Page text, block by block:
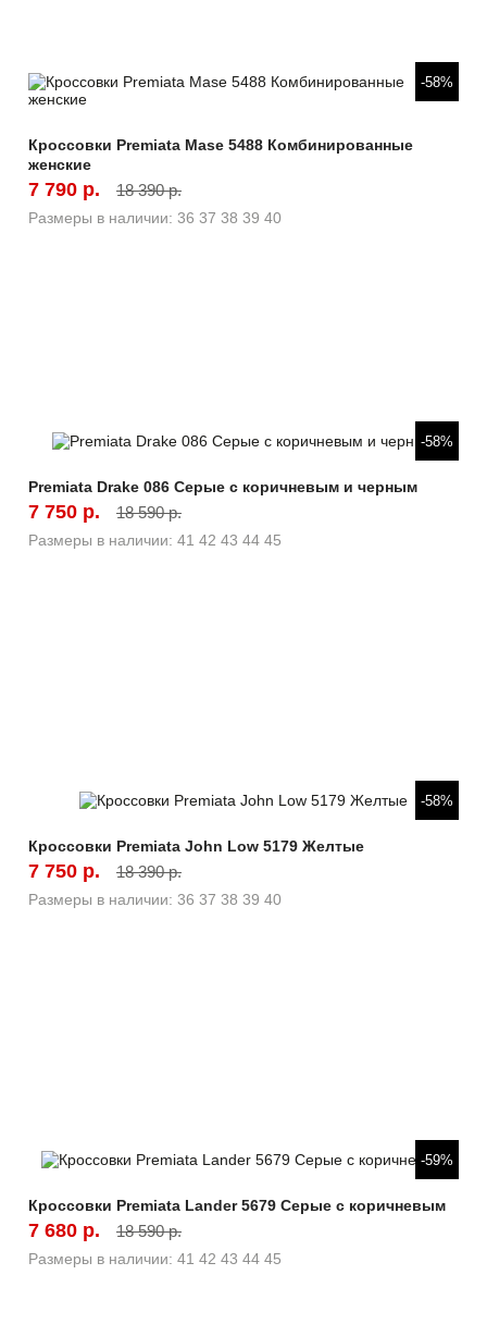
Быстрый просмотр -58%
Кроссовки Premiata Mase 5488 Комбинированные
женские
7 790 р. 18 390 р.
Размеры в наличии: 36 37 38 39 40
Быстрый просмотр -58%
Premiata Drake 086 Серые с коричневым и черным
7 750 р. 18 590 р.
Размеры в наличии: 41 42 43 44 45
Быстрый просмотр -58%
Кроссовки Premiata John Low 5179 Желтые
7 750 р. 18 390 р.
Размеры в наличии: 36 37 38 39 40
Быстрый просмотр -59%
Кроссовки Premiata Lander 5679 Серые с коричневым
7 680 р. 18 590 р.
Размеры в наличии: 41 42 43 44 45